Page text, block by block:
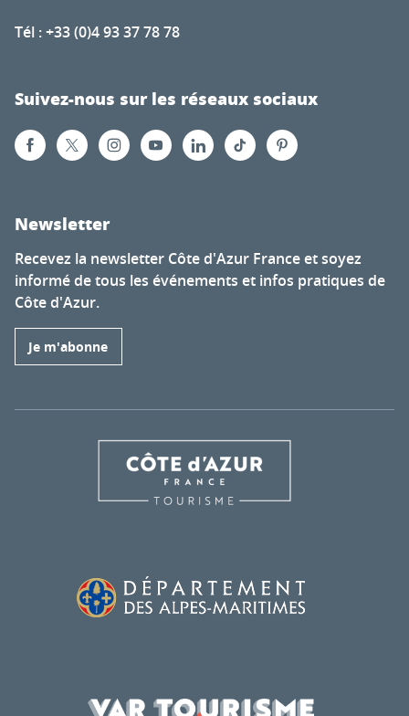
Tél : +33 (0)4 93 37 78 78
Suivez-nous sur les réseaux sociaux
Newsletter
Recevez la newsletter Côte d'Azur France et soyez
informé de tous les événements et infos pratiques de
Côte d'Azur.
Je m'abonne